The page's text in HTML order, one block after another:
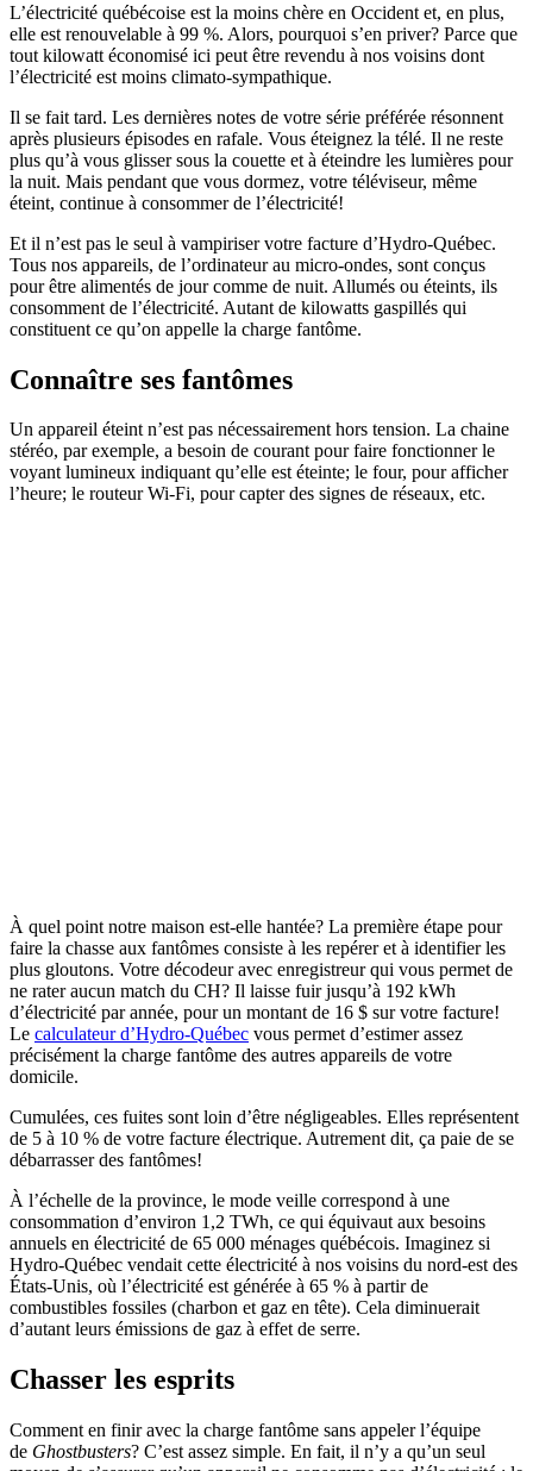
L’électricité québécoise est la moins chère en Occident et, en plus,
elle est renouvelable à 99 %. Alors, pourquoi s’en priver? Parce que
tout kilowatt économisé ici peut être revendu à nos voisins dont
l’électricité est moins climato-sympathique.
Il se fait tard. Les dernières notes de votre série préférée résonnent
après plusieurs épisodes en rafale. Vous éteignez la télé. Il ne reste
plus qu’à vous glisser sous la couette et à éteindre les lumières pour
la nuit. Mais pendant que vous dormez, votre téléviseur, même
éteint, continue à consommer de l’électricité!
Et il n’est pas le seul à vampiriser votre facture d’Hydro-Québec.
Tous nos appareils, de l’ordinateur au micro-ondes, sont conçus
pour être alimentés de jour comme de nuit. Allumés ou éteints, ils
consomment de l’électricité. Autant de kilowatts gaspillés qui
constituent ce qu’on appelle la charge fantôme.
Connaître ses fantômes
Un appareil éteint n’est pas nécessairement hors tension. La chaine
stéréo, par exemple, a besoin de courant pour faire fonctionner le
voyant lumineux indiquant qu’elle est éteinte; le four, pour afficher
l’heure; le routeur Wi-Fi, pour capter des signes de réseaux, etc.
À quel point notre maison est-elle hantée? La première étape pour
faire la chasse aux fantômes consiste à les repérer et à identifier les
plus gloutons. Votre décodeur avec enregistreur qui vous permet de
ne rater aucun match du CH? Il laisse fuir jusqu’à 192 kWh
d’électricité par année, pour un montant de 16 $ sur votre facture!
Le calculateur d’Hydro-Québec vous permet d’estimer assez
précisément la charge fantôme des autres appareils de votre
domicile.
Cumulées, ces fuites sont loin d’être négligeables. Elles représentent
de 5 à 10 % de votre facture électrique. Autrement dit, ça paie de se
débarrasser des fantômes!
À l’échelle de la province, le mode veille correspond à une
consommation d’environ 1,2 TWh, ce qui équivaut aux besoins
annuels en électricité de 65 000 ménages québécois. Imaginez si
Hydro-Québec vendait cette électricité à nos voisins du nord-est des
États-Unis, où l’électricité est générée à 65 % à partir de
combustibles fossiles (charbon et gaz en tête). Cela diminuerait
d’autant leurs émissions de gaz à effet de serre.
Chasser les esprits
Comment en finir avec la charge fantôme sans appeler l’équipe
de Ghostbusters? C’est assez simple. En fait, il n’y a qu’un seul